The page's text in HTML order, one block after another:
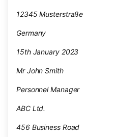
12345 Musterstraße
Germany
15th January 2023
Mr John Smith
Personnel Manager
ABC Ltd.
456 Business Road